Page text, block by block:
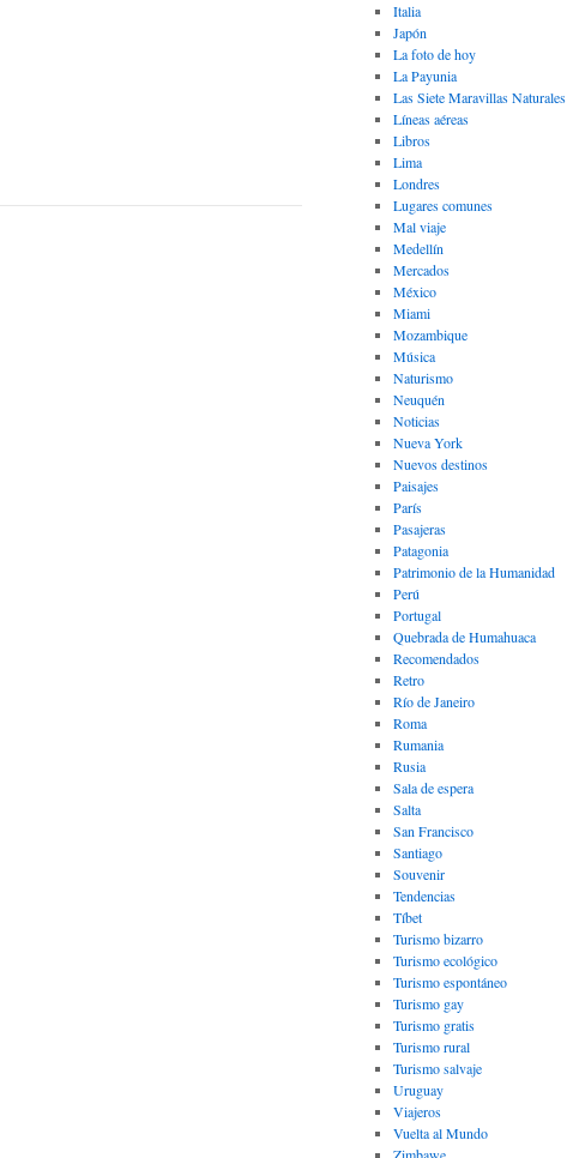
Italia
Japón
La foto de hoy
La Payunia
Las Siete Maravillas Naturales
Lí­neas aéreas
Libros
Lima
Londres
Lugares comunes
Mal viaje
Medellín
Mercados
México
Miami
Mozambique
Música
Naturismo
Neuquén
Noticias
Nueva York
Nuevos destinos
Paisajes
Parí­s
Pasajeras
Patagonia
Patrimonio de la Humanidad
Perú
Portugal
Quebrada de Humahuaca
Recomendados
Retro
Río de Janeiro
Roma
Rumania
Rusia
Sala de espera
Salta
San Francisco
Santiago
Souvenir
Tendencias
Tíbet
Turismo bizarro
Turismo ecológico
Turismo espontáneo
Turismo gay
Turismo gratis
Turismo rural
Turismo salvaje
Uruguay
Viajeros
Vuelta al Mundo